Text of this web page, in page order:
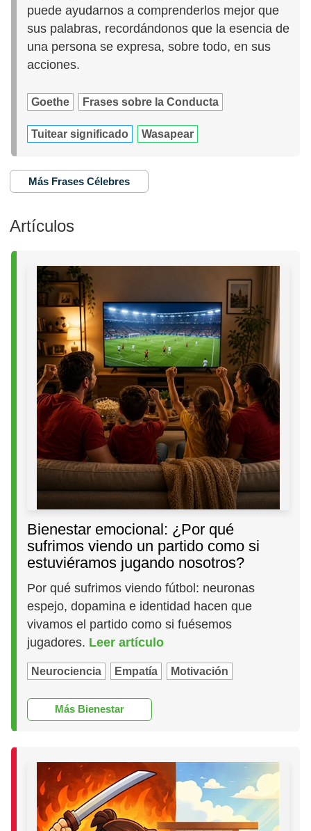
puede ayudarnos a comprenderlos mejor que
sus palabras, recordándonos que la esencia de
una persona se expresa, sobre todo, en sus
acciones.
Goethe Frases sobre la Conducta
Tuitear significado Wasapear
Más Frases Célebres
Artículos
Bienestar emocional: ¿Por qué
sufrimos viendo un partido como si
estuviéramos jugando nosotros?
Por qué sufrimos viendo fútbol: neuronas
espejo, dopamina e identidad hacen que
vivamos el partido como si fuésemos
jugadores. Leer artículo
Neurociencia Empatía Motivación
Más Bienestar